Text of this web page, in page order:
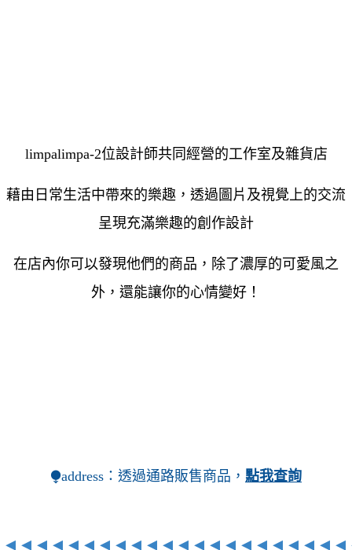
limpalimpa-2位設計師共同經營的工作室及雜貨店
藉由日常生活中帶來的樂趣，透過圖片及視覺上的交流
呈現充滿樂趣的創作設計
在店內你可以發現他們的商品，除了濃厚的可愛風之
外，還能讓你的心情變好！
⧭address：透過通路販售商品， 點我查詢
◂ ◂ ◂ ◂ ◂ ◂ ◂ ◂ ◂ ◂ ◂ ◂ ◂ ◂ ◂ ◂ ◂ ◂ ◂ ◂ ◂ ◂